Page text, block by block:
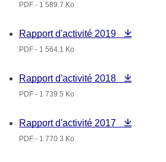
PDF - 1 589.7 Ko
Rapport d'activité 2019
PDF - 1 564.1 Ko
Rapport d'activité 2018
PDF - 1 739.5 Ko
Rapport d'activité 2017
PDF - 1 770.3 Ko